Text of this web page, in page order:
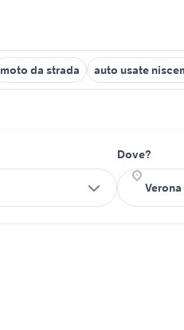
moto da strada auto usate
Dove?